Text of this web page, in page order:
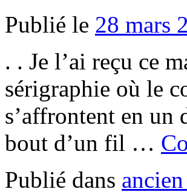
Publié le 28 mars
. . Je l’ai reçu ce
sérigraphie où le
s’affrontent en un
bout d’un fil …
Publié dans